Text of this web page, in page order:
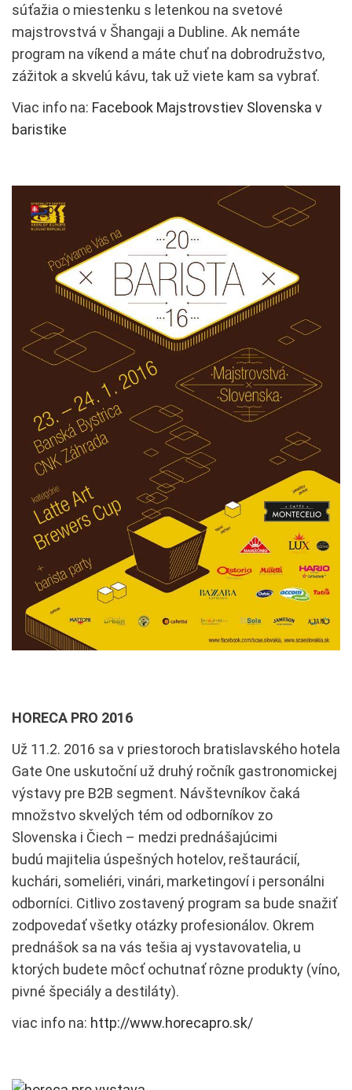
súťažia o miestenku s letenkou na svetové
majstrovstvá v Šhangaji a Dubline. Ak nemáte
program na víkend a máte chuť na dobrodružstvo,
zážitok a skvelú kávu, tak už viete kam sa vybrať.
Viac info na: Facebook Majstrovstiev Slovenska v
baristike
HORECA PRO 2016
Už 11.2. 2016 sa v priestoroch bratislavského hotela
Gate One uskutoční už druhý ročník gastronomickej
výstavy pre B2B segment. Návštevníkov čaká
množstvo skvelých tém od odborníkov zo
Slovenska i Čiech – medzi prednášajúcimi
budú majitelia úspešných hotelov, reštaurácií,
kuchári, someliéri, vinári, marketingoví i personálni
odborníci. Citlivo zostavený program sa bude snažiť
zodpovedať všetky otázky profesionálov. Okrem
prednášok sa na vás tešia aj vystavovatelia, u
ktorých budete môcť ochutnať rôzne produkty (víno,
pivné špeciály a destiláty).
viac info na: http://www.horecapro.sk/